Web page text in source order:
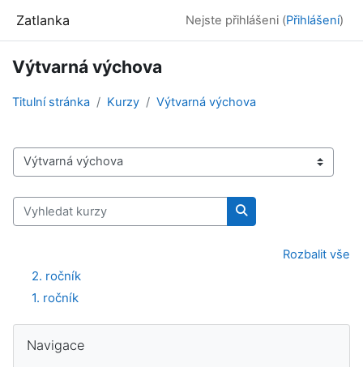
Zatlanka Nejste přihlášeni (Přihlášení)
Výtvarná výchova
Titulní stránka Kurzy Výtvarná výchova
Kategorie kurzů
Vyhledat kurzy
Vyhledat kurzy
Rozbalit vše
2. ročník
1. ročník
Bloky
Navigace